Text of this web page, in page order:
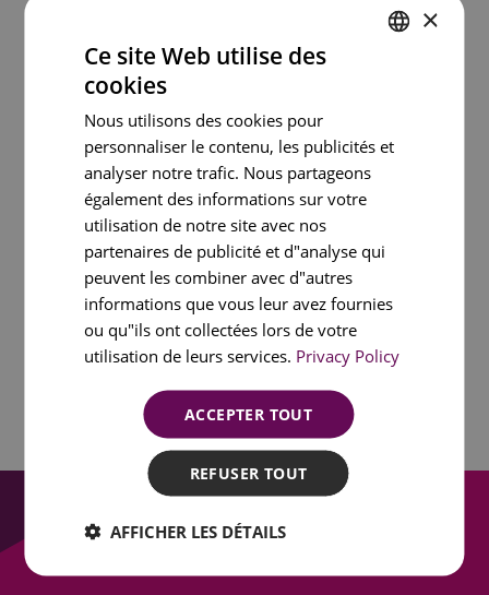
Entrar em contacto
FRENCH
×
Ce site Web utilise des
cookies
Nous utilisons des cookies pour
personnaliser le contenu, les publicités et
analyser notre trafic. Nous partageons
également des informations sur votre
utilisation de notre site avec nos
partenaires de publicité et d"analyse qui
peuvent les combiner avec d"autres
informations que vous leur avez fournies
ou qu"ils ont collectées lors de votre
utilisation de leurs services. Privacy Policy
ACCEPTER TOUT
REFUSER TOUT
AFFICHER LES DÉTAILS